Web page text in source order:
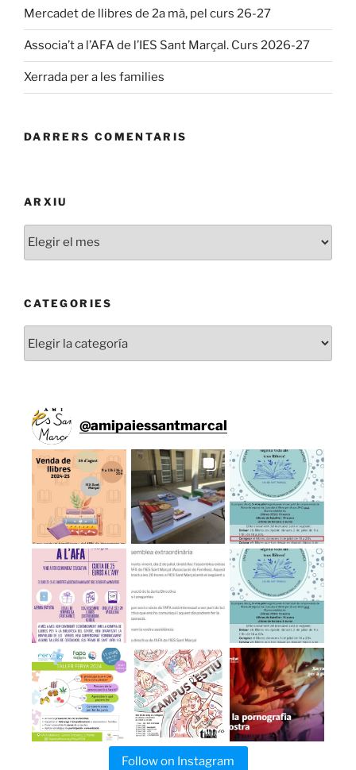
Mercadet de llibres de 2a mà, pel curs 26-27
Associa’t a l’AFA de l’IES Sant Marçal. Curs 2026-27
Xerrada per a les families
DARRERS COMENTARIS
ARXIU
CATEGORIES
@amipaiessantmarcal
Follow on Instagram